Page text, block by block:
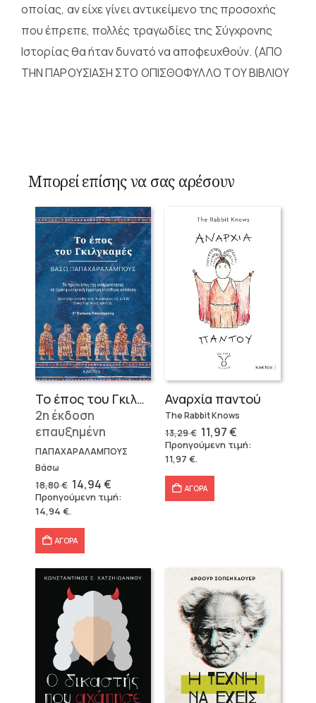
οποίας, αν είχε γίνει αντικείμενο της προσοχής
που έπρεπε, πολλές τραγωδίες της Σύγχρονης
Ιστορίας θα ήταν δυνατό να αποφευχθούν. (ΑΠΟ
ΤΗΝ ΠΑΡΟΥΣΙΑΣΗ ΣΤΟ ΟΠΙΣΘΟΦΥΛΛΟ ΤΟΥ ΒΙΒΛΙΟΥ
Μπορεί επίσης να σας αρέσουν
Το έπος του Γκιλγκαμές
2η έκδοση
επαυξημένη
ΠΑΠΑΧΑΡΑΛΑΜΠΟΥΣ
Βάσω
18,80€ Original
price
was:
18,80 €.
14,94€Η
τρέχουσα
τιμή
Προηγούμενη τιμή:
14,94 €.
ΑΓΟΡΑ
Αναρχία παντού
The Rabbit Knows
13,29€ Original
price
was:
11,97€Η
τρέχουσα
τιμή
Προηγούμενη τιμή:
11,97 €.
ΑΓΟΡΑ